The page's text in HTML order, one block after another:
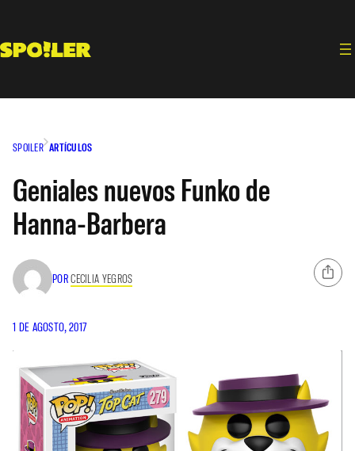
contenido
SPOILER ARTÍCULOS
Geniales nuevos Funko de
Hanna-Barbera
PORCECILIA YEGROS
1 DE AGOSTO, 2017